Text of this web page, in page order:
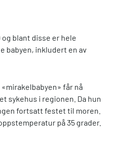
og blant disse er hele
babyen, inkludert en av
får nå
sykehus i regionen. Da hun
fortsatt festet til moren.
på 35 grader.